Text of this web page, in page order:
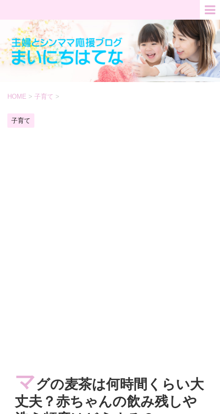
HOME > 子育て >
子育て
マグの麦茶は何時間くらい大
丈夫？赤ちゃんの飲み残しや